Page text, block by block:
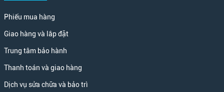
Phiếu mua hàng
Giao hàng và lắp đặt
Trung tâm bảo hành
Thanh toán và giao hàng
Dịch vụ sửa chữa và bảo trì